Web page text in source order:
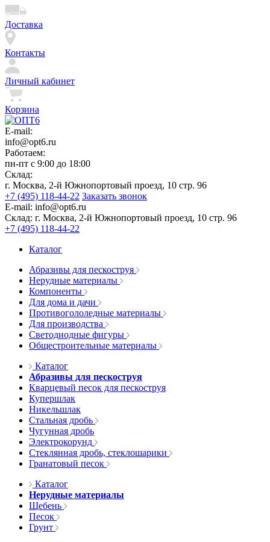
Доставка
Контакты
Личный кабинет
Корзина
E-mail:
info@opt6.ru
Работаем:
пн-пт с 9:00 до 18:00
Склад:
г. Москва, 2-й Южнопортовый проезд, 10 стр. 96
+7 (495) 118-44-22 Заказать звонок
E-mail: info@opt6.ru
Склад: г. Москва, 2-й Южнопортовый проезд, 10 стр. 96
+7 (495) 118-44-22
Каталог
Абразивы для пескоструя
Нерудные материалы
Компоненты
Для дома и дачи
Противогололедные материалы
Для производства
Светодиодные фигуры
Общестроительные материалы
Каталог
Абразивы для пескоструя
Кварцевый песок для пескоструя
Купершлак
Никельшлак
Стальная дробь
Чугунная дробь
Электрокорунд
Стеклянная дробь, стеклошарики
Гранатовый песок
Каталог
Нерудные материалы
Щебень
Песок
Грунт